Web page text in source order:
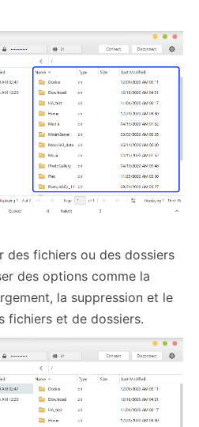
des fichiers ou des dossiers
des options comme la
la suppression et le
fichiers et de dossiers.